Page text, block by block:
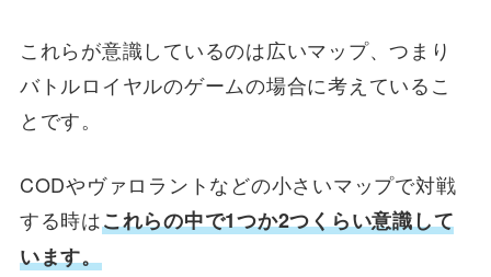
これらが意識しているのは広いマップ、つまり
バトルロイヤルのゲームの場合に考えているこ
とです。
CODやヴァロラントなどの小さいマップで対戦
する時はこれらの中で1つか2つくらい意識して
います。